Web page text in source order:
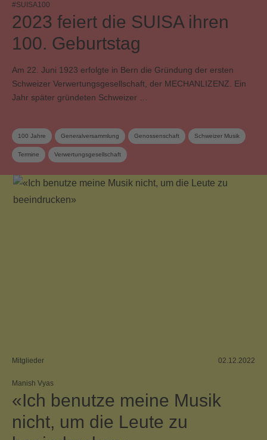
#SUISA100
2023 feiert die SUISA ihren
100. Geburtstag
Am 22. Juni 1923 erfolgte in Bern die Gründung der ersten
Schweizer Verwertungsgesellschaft, der MECHANLIZENZ. Ein
Jahr später gründeten Schweizer …
100 Jahre Generalversammlung Genossenschaft Schweizer Musik
Termine Verwertungsgesellschaft
Mitglieder 02.12.2022
Manish Vyas
«Ich benutze meine Musik
nicht, um die Leute zu